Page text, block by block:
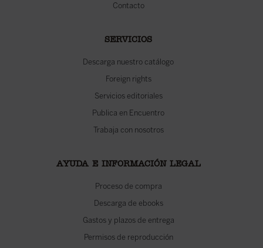
Contacto
SERVICIOS
Descarga nuestro catálogo
Foreign rights
Servicios editoriales
Publica en Encuentro
Trabaja con nosotros
AYUDA E INFORMACIÓN LEGAL
Proceso de compra
Descarga de ebooks
Gastos y plazos de entrega
Permisos de reproducción